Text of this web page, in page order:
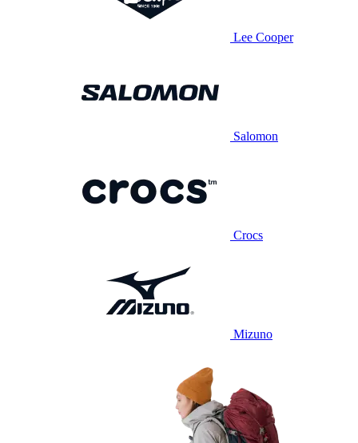
Lee Cooper
Salomon
Crocs
Mizuno